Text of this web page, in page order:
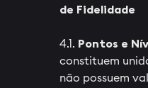
de Fidelidade
4.1. Pontos e
constituem
não possuem